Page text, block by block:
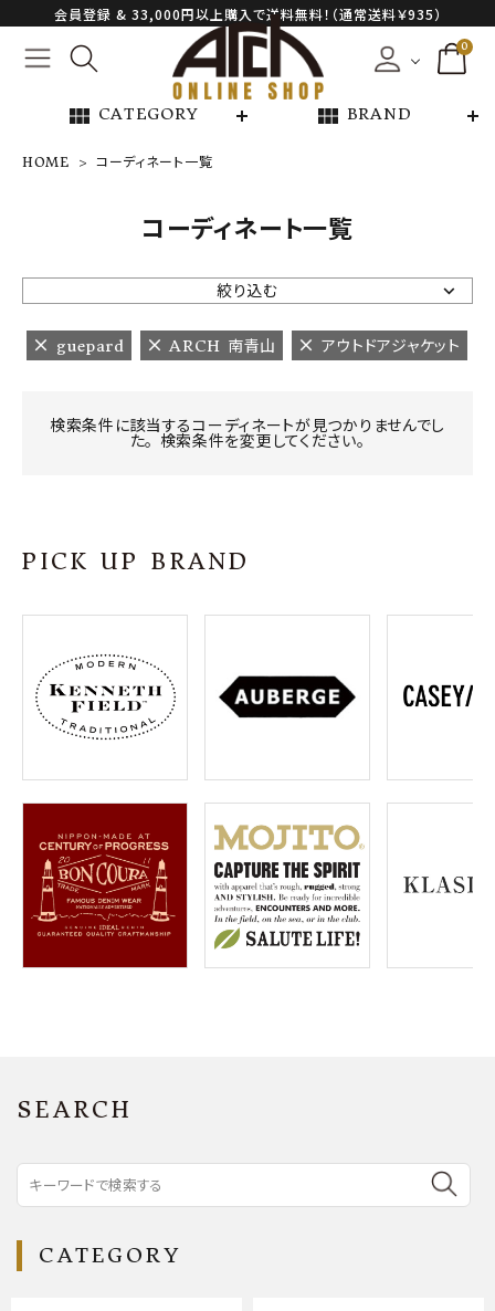
会員登録 & 33,000円以上購入で送料無料！（通常送料￥935）
0
view_module CATEGORY view_module BRAND
NEW ARRIVAL
ARCH EXCLUSIVE
BRAND
INFORMATION
ご利用ガイド
プライバシーポリシー
特定商取引法について
お問い合わせ
OFFICIAL WEB SITE
ACCOUNT MENU
ようこそ ゲスト 様
meeting_room ログイン 会員登録
HOME コーディネート一覧
コーディネート一覧
絞り込む
guepard ARCH 南青山 アウトドアジャケット
検索条件に該当するコーディネートが見つかりませんでし
た。 検索条件を変更してください。
PICK UP BRAND
SEARCH
CATEGORY